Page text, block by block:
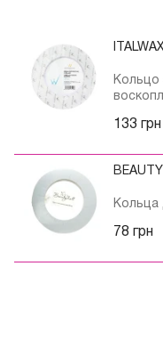
Кольцо
133 грн
Кольца
78 грн